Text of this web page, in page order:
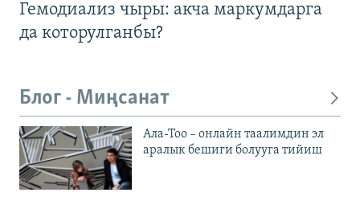
Гемодиализ чыры: акча маркумдарга
да которулганбы?
Блог - Миңсанат
Ала-Тоо – онлайн таалимдин эл
аралык бешиги болууга тийиш